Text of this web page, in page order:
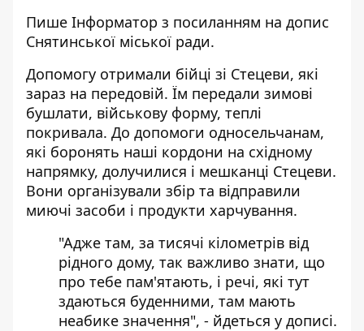
Пише Інформатор з посиланням на допис
Снятинської міської ради.
Допомогу отримали бійці зі Стецеви, які
зараз на передовій. Їм передали зимові
бушлати, військову форму, теплі
покривала. До допомоги односельчанам,
які боронять наші кордони на східному
напрямку, долучилися і мешканці Стецеви.
Вони організували збір та відправили
миючі засоби і продукти харчування.
"Адже там, за тисячі кілометрів від
рідного дому, так важливо знати, що
про тебе пам'ятають, і речі, які тут
здаються буденними, там мають
неабике значення", - йдеться у дописі.